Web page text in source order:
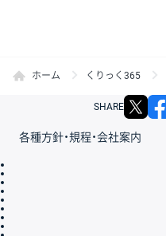
ホーム くりっく365
SHARE
各種方針・規程・会社案内